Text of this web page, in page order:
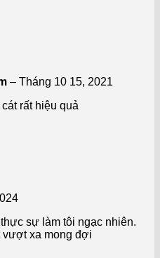
– Tháng 10 15, 2021
rất hiệu quả
sự làm tôi ngạc nhiên.
xa mong đợi